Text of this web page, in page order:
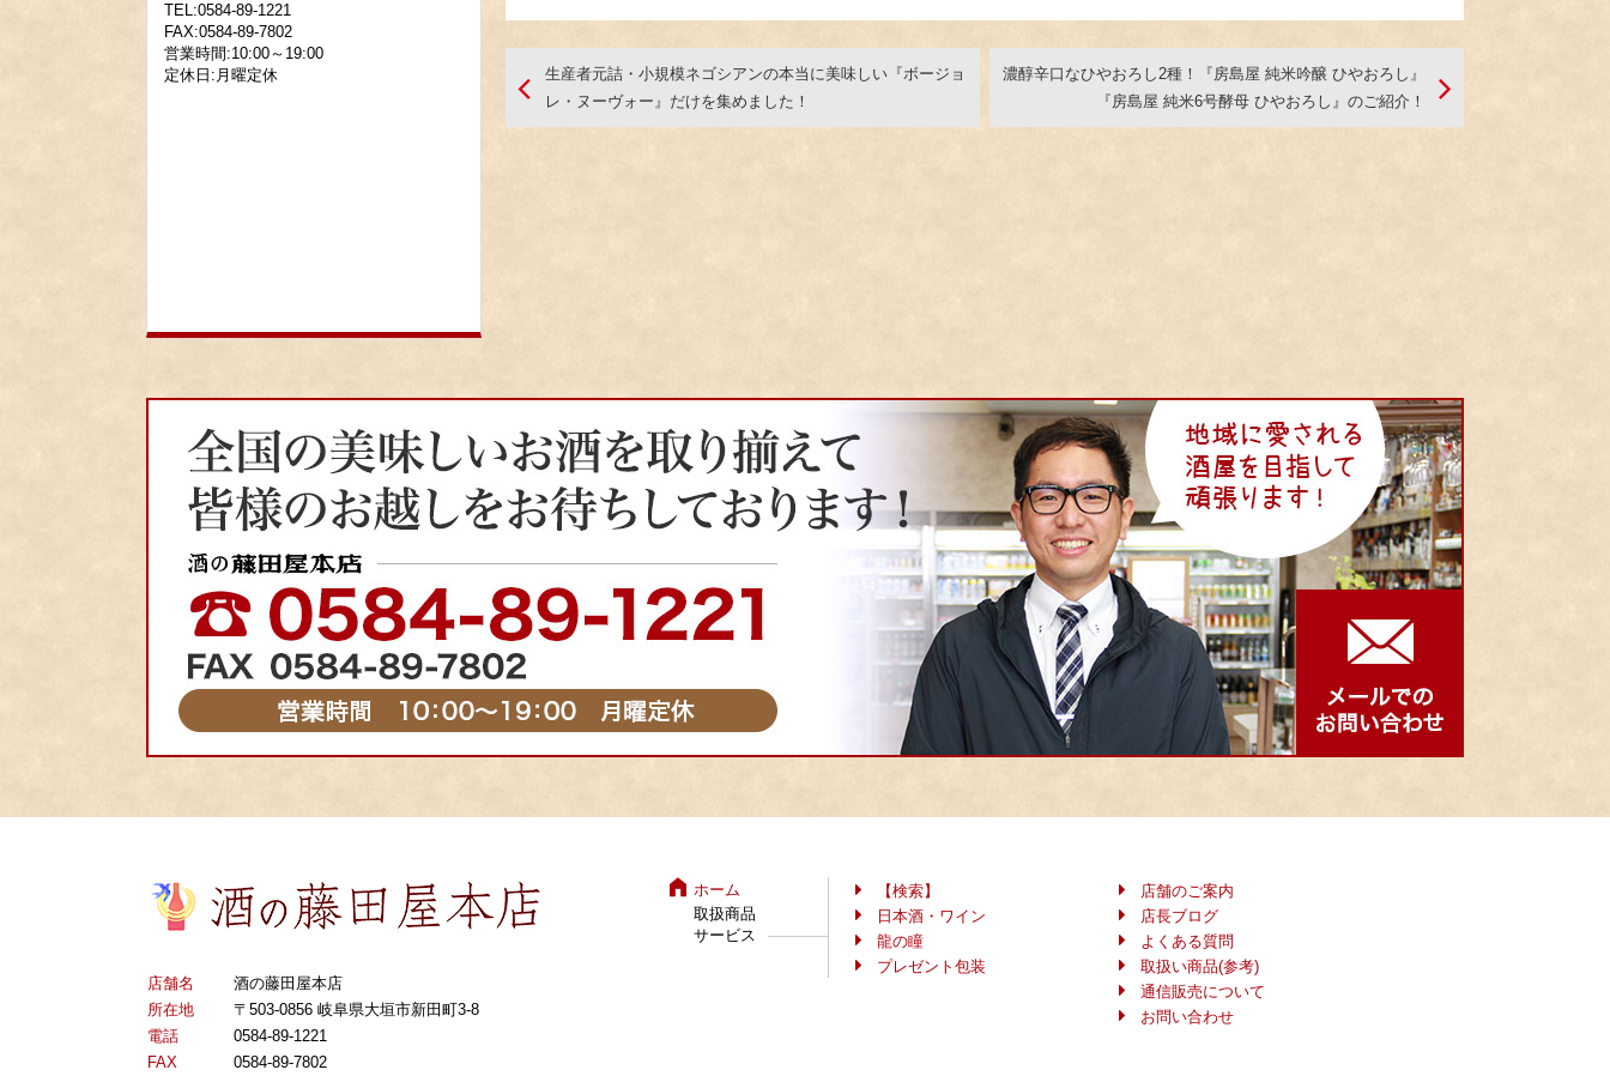
生産者元詰・小規模ネゴシアンの本当に美味しい『ボージョ
レ・ヌーヴォー』だけを集めました！
濃醇辛口なひやおろし2種！『房島屋 純米吟醸 ひやおろし』
『房島屋 純米6号酵母 ひやおろし』のご紹介！
TEL:0584-89-1221
FAX:0584-89-7802
営業時間:10:00～19:00
定休日:月曜定休
店舗名
酒の藤田屋本店
所在地
〒503-0856 岐阜県大垣市新田町3-8
電話
0584-89-1221
FAX
0584-89-7802
ホーム
取扱商品
サービス
【検索】
日本酒・ワイン
龍の瞳
プレゼント包装
店舗のご案内
店長ブログ
よくある質問
取扱い商品(参考)
通信販売について
お問い合わせ